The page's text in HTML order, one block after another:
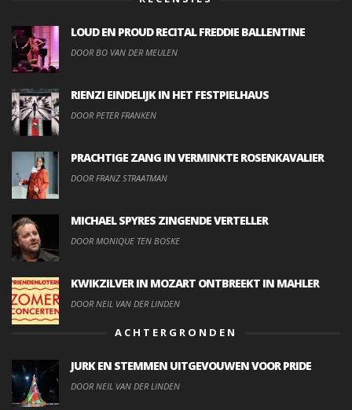
LOUD EN PROUD RECITAL FREDDIE BALLENTINE
DOOR BO VAN DER MEULEN
RIENZI EINDELIJK IN HET FESTPIELHAUS
DOOR PETER FRANKEN
PRACHTIGE ZANG IN VERMINKTE ROSENKAVALIER
DOOR FRANZ STRAATMAN
MICHAEL SPYRES ZINGENDE VERTELLER
DOOR MONIQUE TEN BOSKE
KWIKZILVER IN MOZART ONTBREEKT IN MAHLER
DOOR NEIL VAN DER LINDEN
ACHTERGRONDEN
JURK EN STEMMEN UITGEVOUWEN VOOR PRIDE
DOOR NEIL VAN DER LINDEN